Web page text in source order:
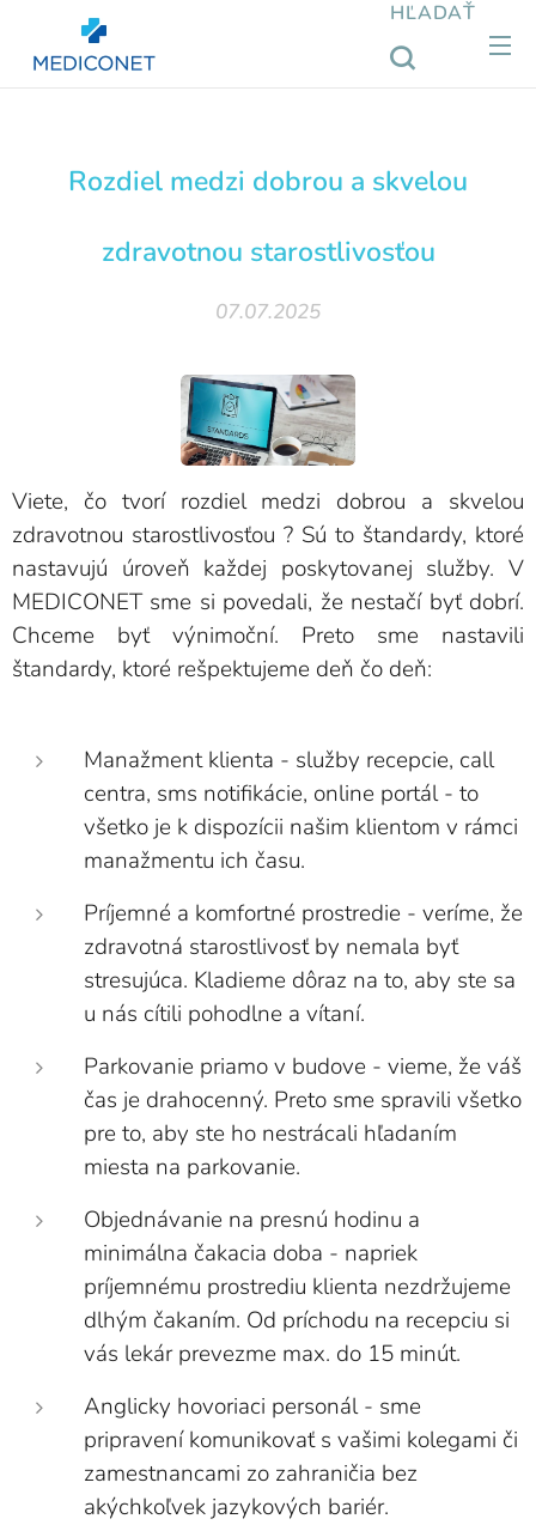
HĽADAŤ
Rozdiel medzi dobrou a skvelou
zdravotnou starostlivosťou
07.07.2025
Viete, čo tvorí rozdiel medzi dobrou a skvelou
zdravotnou starostlivosťou ? Sú to štandardy, ktoré
nastavujú úroveň každej poskytovanej služby. V
MEDICONET sme si povedali, že nestačí byť dobrí.
Chceme byť výnimoční. Preto sme nastavili
štandardy, ktoré rešpektujeme deň čo deň:
Manažment klienta - služby recepcie, call
centra, sms notifikácie, online portál - to
všetko je k dispozícii našim klientom v rámci
manažmentu ich času.
Príjemné a komfortné prostredie - veríme, že
zdravotná starostlivosť by nemala byť
stresujúca. Kladieme dôraz na to, aby ste sa
u nás cítili pohodlne a vítaní.
Parkovanie priamo v budove - vieme, že váš
čas je drahocenný. Preto sme spravili všetko
pre to, aby ste ho nestrácali hľadaním
miesta na parkovanie.
Objednávanie na presnú hodinu a
minimálna čakacia doba - napriek
príjemnému prostrediu klienta nezdržujeme
dlhým čakaním. Od príchodu na recepciu si
vás lekár prevezme max. do 15 minút.
Anglicky hovoriaci personál - sme
pripravení komunikovať s vašimi kolegami či
zamestnancami zo zahraničia bez
akýchkoľvek jazykových bariér.